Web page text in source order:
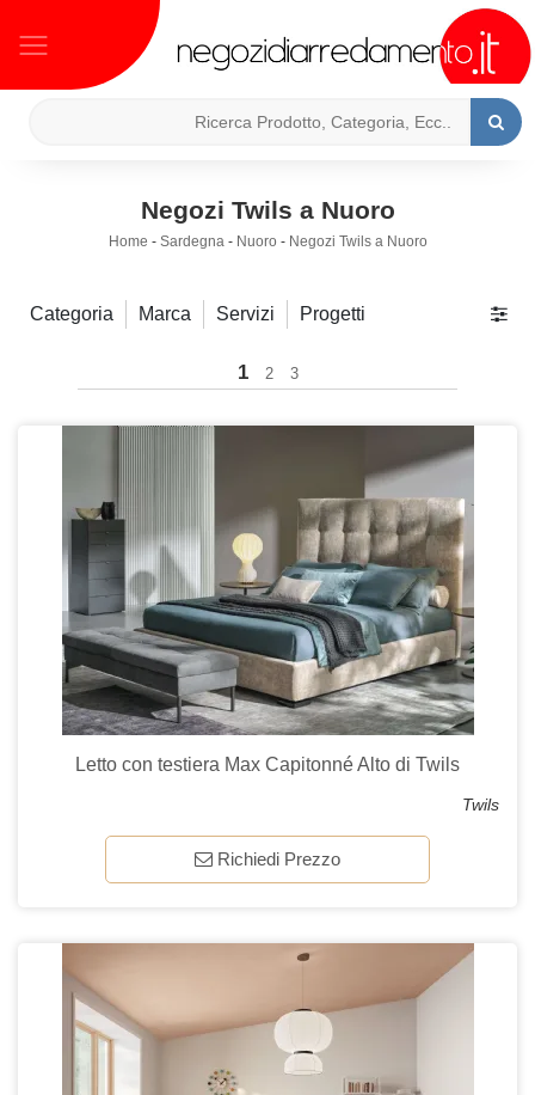
Negozi Twils a Nuoro
Home - Sardegna- Nuoro - Negozi Twils a Nuoro
Categoria Marca Servizi Progetti
1 2 3
Letto con testiera Max Capitonné Alto di Twils
Twils
Richiedi Prezzo